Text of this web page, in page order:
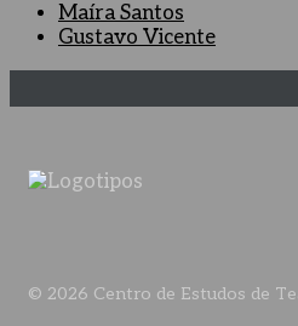
Maíra Santos
Gustavo Vicente
© 2026 Centro de Estudos de